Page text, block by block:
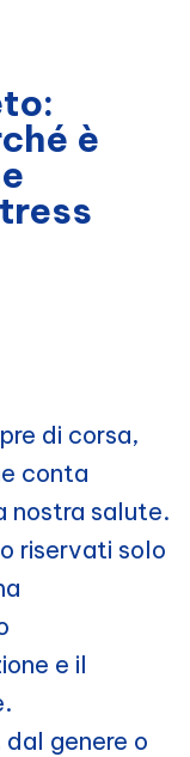
è
di corsa,
conta
nostra salute.
riservati solo
e il
genere o